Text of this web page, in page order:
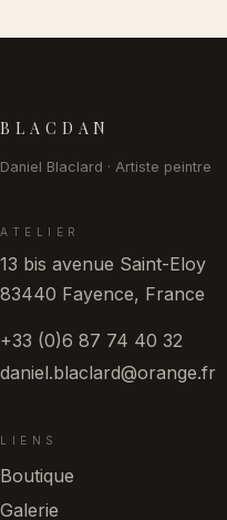
BLACDAN
Daniel Blaclard · Artiste peintre
ATELIER
13 bis avenue Saint-Eloy
83440 Fayence, France
+33 (0)6 87 74 40 32
daniel.blaclard@orange.fr
LIENS
Boutique
Galerie